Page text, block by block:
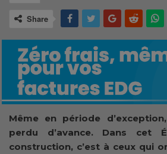
Share
Même en période
perdu d’avance. Dans
construction, c’est à ceux qui